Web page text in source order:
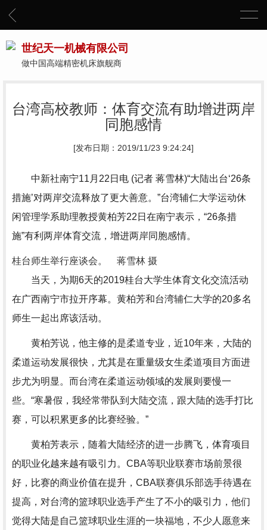
世纪天一机械有限公司
做中国高端精密机床旗舰商
台湾高校教师：体育交流有助增进两岸
同胞感情
[发布日期：2019/11/23 9:24:24]
中新社南宁11月22日电 (记者 蒋雪林)“大陆出台‘26条
措施’对两岸交流释放了更大善意。”台湾辅仁大学运动休
闲管理学系助理教授黄柏芳22日在南宁表示，“26条措
施”有利两岸体育交流，增进两岸同胞感情。
桂台师生举行座谈会。 蒋雪林 摄
当天，为期6天的2019桂台大学生体育文化交流活动
在广西南宁市拉开序幕。黄柏芳和台湾辅仁大学的20多名
师生一起出席该活动。
黄柏芳说，他主修的是柔道专业，近10年来，大陆的
柔道运动发展很快，尤其是在重量级女生柔道项目方面进
步尤为明显。而台湾在柔道运动领域的发展则要慢一
些。“寒暑假，我经常带队到大陆交流，跟大陆的选手打比
赛，可以积累更多的比赛经验。”
黄柏芳表示，随着大陆经济的进一步腾飞，体育项目
的职业化越来越有吸引力。CBA等职业联赛市场前景很
好，比赛的商业价值在提升，CBA联赛俱乐部选手待遇在
提高，对台湾的篮球职业选手产生了不小的吸引力，他们
觉得大陆是自己篮球职业生涯的一块福地，不少人愿意来